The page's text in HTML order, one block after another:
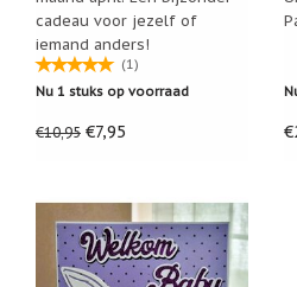
vinden
van
een
cadeautje?
Nieuwsbrieven
De
Vrolijke
Engel
cadeau voor jezelf of
iemand anders!
(1)
Nu 1 stuks op voorraad
€10,95 €7,95